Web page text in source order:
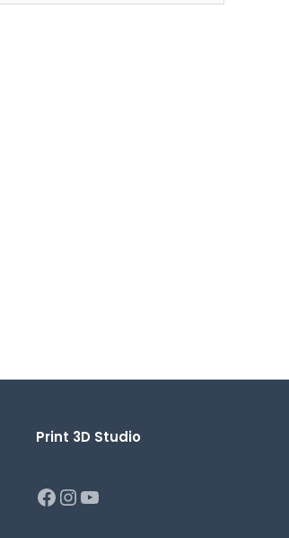
Print 3D Studio